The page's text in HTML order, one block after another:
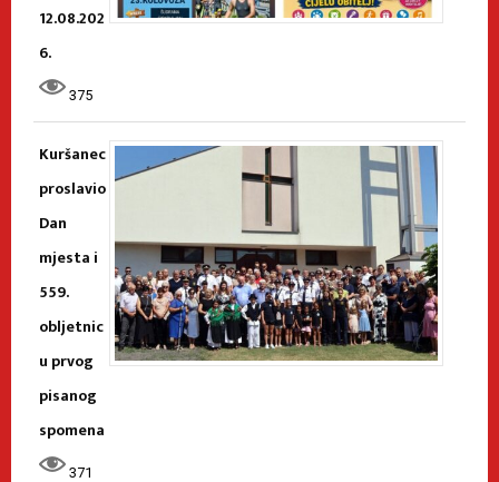
12.08.202
6.
375
Kuršanec
proslavio
Dan
mjesta i
559.
obljetnic
u prvog
pisanog
spomena
371